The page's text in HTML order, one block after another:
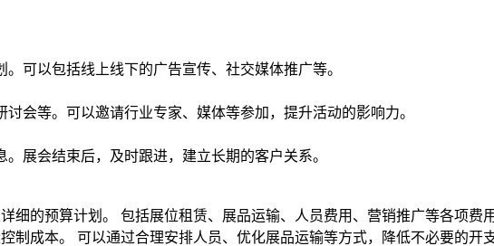
可以包括线上线下的广告宣传、社交媒体推广等。
会等。可以邀请行业专家、媒体等参加，提升活动的影响力。
展会结束后，及时跟进，建立长期的客户关系。
细的预算计划。 包括展位租赁、展品运输、人员费用、营销推广等各项费用
制成本。 可以通过合理安排人员、优化展品运输等方式，降低不必要的开支